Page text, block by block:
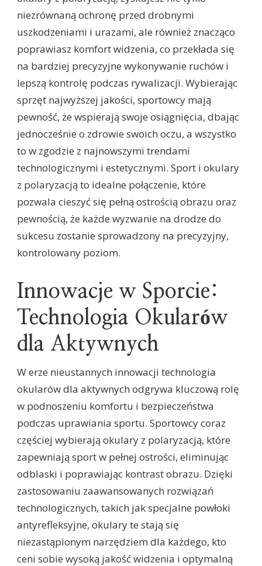
niezrównaną ochronę przed drobnymi
uszkodzeniami i urazami, ale również znacząco
poprawiasz komfort widzenia, co przekłada się
na bardziej precyzyjne wykonywanie ruchów i
lepszą kontrolę podczas rywalizacji. Wybierając
sprzęt najwyższej jakości, sportowcy mają
pewność, że wspierają swoje osiągnięcia, dbając
jednocześnie o zdrowie swoich oczu, a wszystko
to w zgodzie z najnowszymi trendami
technologicznymi i estetycznymi. Sport i okulary
z polaryzacją to idealne połączenie, które
pozwala cieszyć się pełną ostrością obrazu oraz
pewnością, że każde wyzwanie na drodze do
sukcesu zostanie sprowadzony na precyzyjny,
kontrolowany poziom.
Innowacje w Sporcie:
Technologia Okularów
dla Aktywnych
W erze nieustannych innowacji technologia
okularów dla aktywnych odgrywa kluczową rolę
w podnoszeniu komfortu i bezpieczeństwa
podczas uprawiania sportu. Sportowcy coraz
częściej wybierają okulary z polaryzacją, które
zapewniają sport w pełnej ostrości, eliminując
odblaski i poprawiając kontrast obrazu. Dzięki
zastosowaniu zaawansowanych rozwiązań
technologicznych, takich jak specjalne powłoki
antyrefleksyjne, okulary te stają się
niezastąpionym narzędziem dla każdego, kto
ceni sobie wysoką jakość widzenia i optymalną